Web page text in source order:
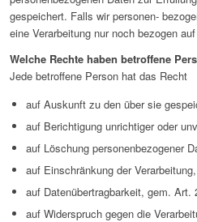
gespeichert. Falls wir personen-
eine Verarbeitung nur noch bezogen
Welche Rechte haben betroffene
Jede betroffene Person hat das Recht
auf Auskunft zu den über sie
auf Berichtigung unrichtiger oder
auf Löschung personenbezogener
auf Einschränkung der
auf Datenübertragbarkeit, gem. Art.
auf Widerspruch gegen die